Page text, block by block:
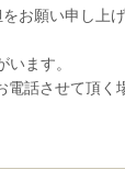
お願い申し上げ
ます。
話させて頂く